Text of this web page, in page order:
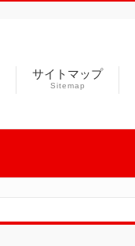
サイトマップ
Sitemap